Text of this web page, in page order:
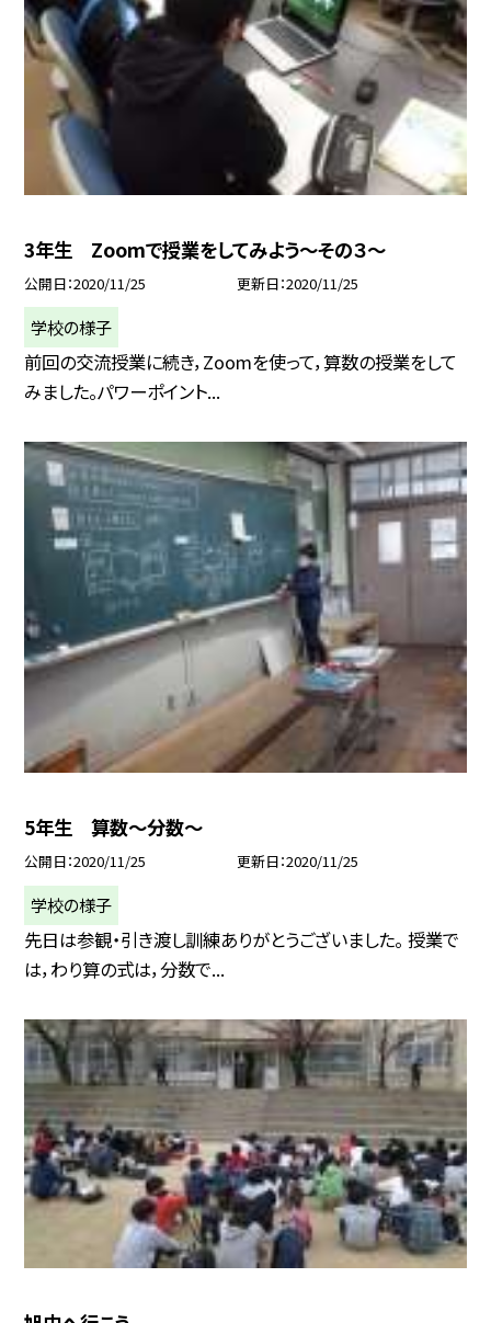
3年生 Zoomで授業をしてみよう〜その３〜
公開日 2020/11/25 更新日 2020/11/25
学校の様子
前回の交流授業に続き，Zoomを使って，算数の授業をして
みました。パワーポイント...
5年生 算数〜分数〜
公開日 2020/11/25 更新日 2020/11/25
学校の様子
先日は参観・引き渡し訓練ありがとうございました。 授業で
は，わり算の式は，分数で...